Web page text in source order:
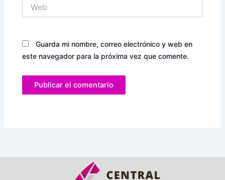
Guarda mi nombre, correo electrónico y web en
este navegador para la próxima vez que comente.